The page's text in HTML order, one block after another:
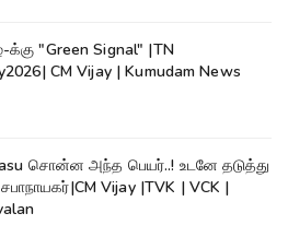
க்கு "Green Signal" |TN
CM Vijay | Kumudam News
சொன்ன அந்த பெயர்..! உடனே தடுத்து
சபாநாயகர்|CM Vijay |TVK | VCK |